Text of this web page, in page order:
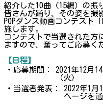
紹介した10曲（15編）の振
皆さんが踊り、その姿を撮
POPダンス動画コンテスト
施します。
コンテストで当選された方
ますので、奮ってご応募く
【日程】
・応募期間：
2021年12月
（火）
・当選者発表：
2022年1月
ページを